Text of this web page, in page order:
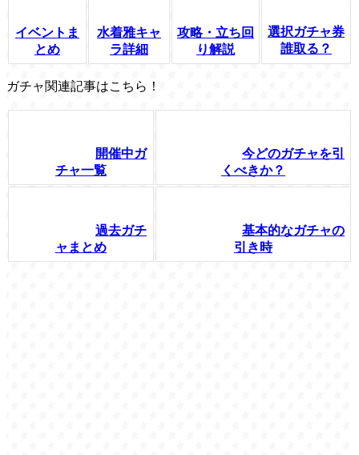
イベントま
とめ
水着雅キャ
ラ詳細
攻略・立ち回
り解説
選択ガチャ券
誰取る？
ガチャ関連記事はこちら！
開催中ガ
チャ一覧
今どのガチャを引
くべきか？
過去ガチ
ャまとめ
基本的なガチャの
引き時